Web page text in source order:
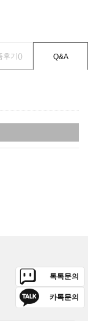
후기() Q&A
톡톡문의
카톡문의